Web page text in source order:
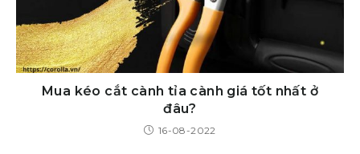
Mua kéo cắt cành tỉa cành giá tốt nhất ở
đâu?
16-08-2022